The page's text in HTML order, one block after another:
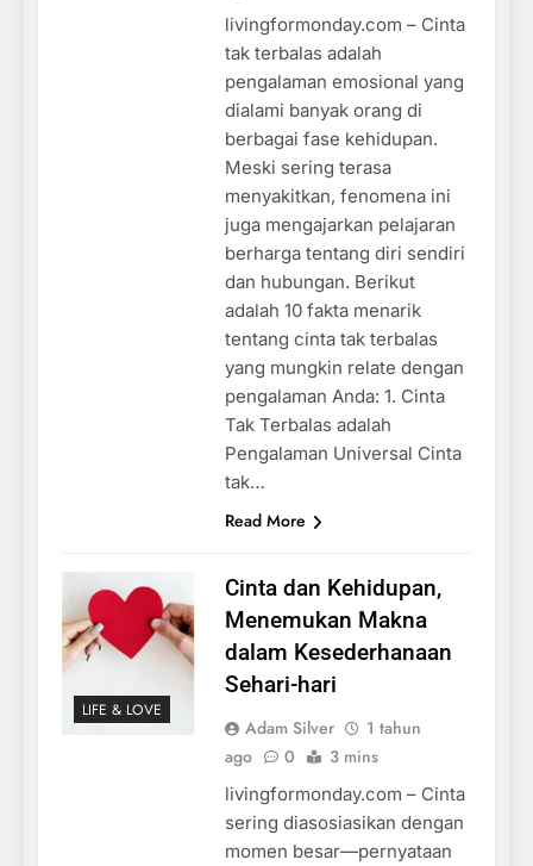
livingformonday.com – Cinta
tak terbalas adalah
pengalaman emosional yang
dialami banyak orang di
berbagai fase kehidupan.
Meski sering terasa
menyakitkan, fenomena ini
juga mengajarkan pelajaran
berharga tentang diri sendiri
dan hubungan. Berikut
adalah 10 fakta menarik
tentang cinta tak terbalas
yang mungkin relate dengan
pengalaman Anda: 1. Cinta
Tak Terbalas adalah
Pengalaman Universal Cinta
tak…
Read More
LIFE & LOVE
Cinta dan Kehidupan,
Menemukan Makna
dalam Kesederhanaan
Sehari-hari
Adam Silver
1 tahun
ago
0 3 mins
livingformonday.com – Cinta
sering diasosiasikan dengan
momen besar—pernyataan